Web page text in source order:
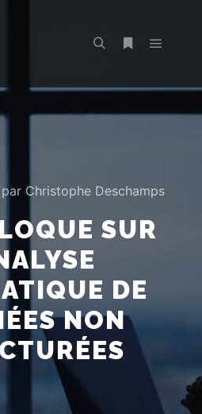
par Christophe Deschamps
SUR
DE
NON